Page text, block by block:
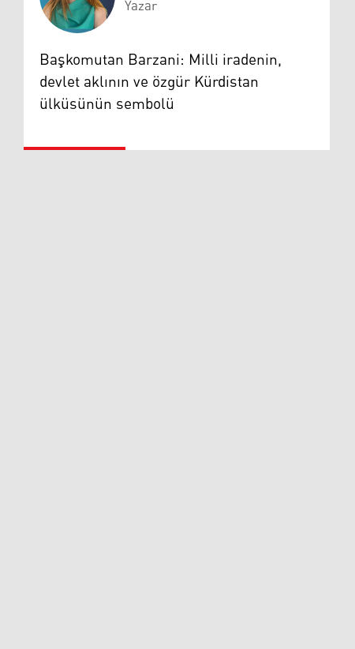
Muazzez Baktaş
Yazar
Başkomutan Barzani: Milli iradenin,
devlet aklının ve özgür Kürdistan
ülküsünün sembolü